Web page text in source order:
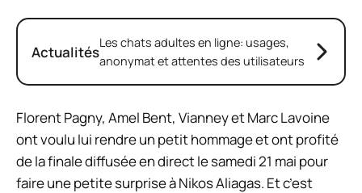
ActualitésLes chats adultes en ligne: usages,
anonymat et attentes des utilisateurs
Florent Pagny, Amel Bent, Vianney et Marc Lavoine
ont voulu lui rendre un petit hommage et ont profité
de la finale diffusée en direct le samedi 21 mai pour
faire une petite surprise à Nikos Aliagas. Et c’est